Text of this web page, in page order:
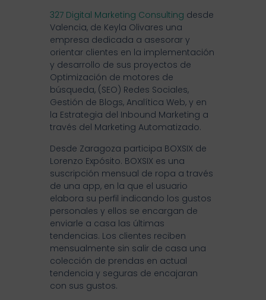
327 Digital Marketing Consulting desde
Valencia, de Keyla Olivares una
empresa dedicada a asesorar y
orientar clientes en la implementación
y desarrollo de sus proyectos de
Optimización de motores de
búsqueda, (SEO) Redes Sociales,
Gestión de Blogs, Analítica Web, y en
la Estrategia del Inbound Marketing a
través del Marketing Automatizado.
Desde Zaragoza participa BOXSIX de
Lorenzo Expósito. BOXSIX es una
suscripción mensual de ropa a través
de una app, en la que el usuario
elabora su perfil indicando los gustos
personales y ellos se encargan de
enviarle a casa las últimas
tendencias. Los clientes reciben
mensualmente sin salir de casa una
colección de prendas en actual
tendencia y seguras de encajaran
con sus gustos.